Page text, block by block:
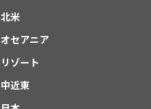
北米
オセアニア
リゾート
中近東